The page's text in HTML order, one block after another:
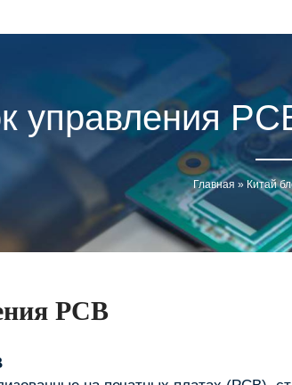
управления
Главная »Китай
PCB